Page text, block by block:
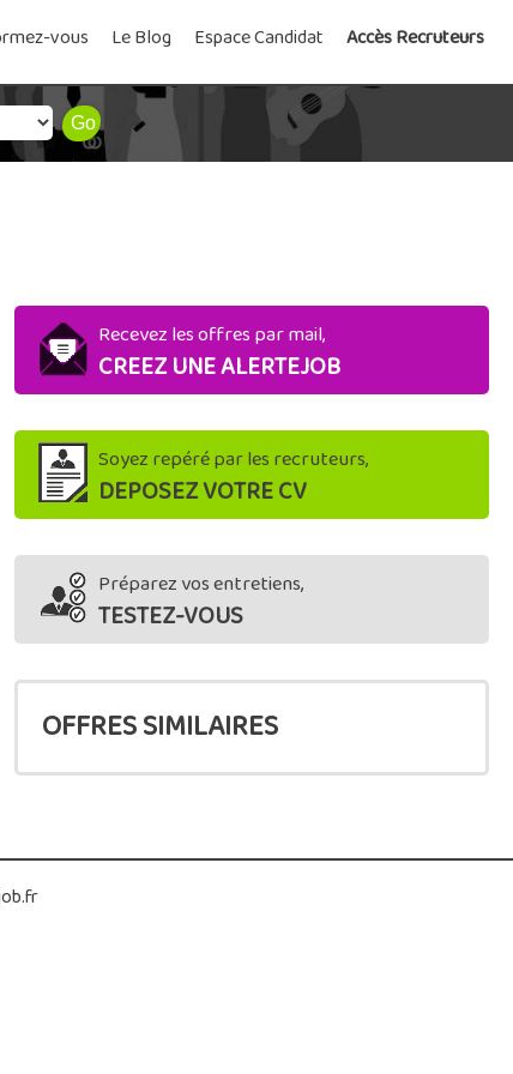
vous Le Blog Espace Candidat Accès Recruteurs
Recevez les offres par mail,
CREEZ UNE ALERTEJOB
Soyez repéré par les recruteurs,
DEPOSEZ VOTRE CV
Préparez vos entretiens,
TESTEZ-VOUS
OFFRES SIMILAIRES